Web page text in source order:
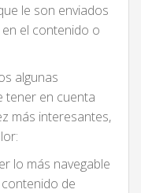
le son enviados
en el contenido o
algunas
tener en cuenta
más interesantes,
lo más navegable
de